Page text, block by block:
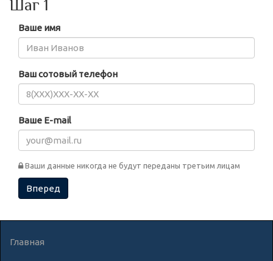
Шаг 1
Ваше имя
Ваш сотовый телефон
Ваше E-mail
Ваши данные никогда не будут переданы третьим лицам
Вперед
Главная